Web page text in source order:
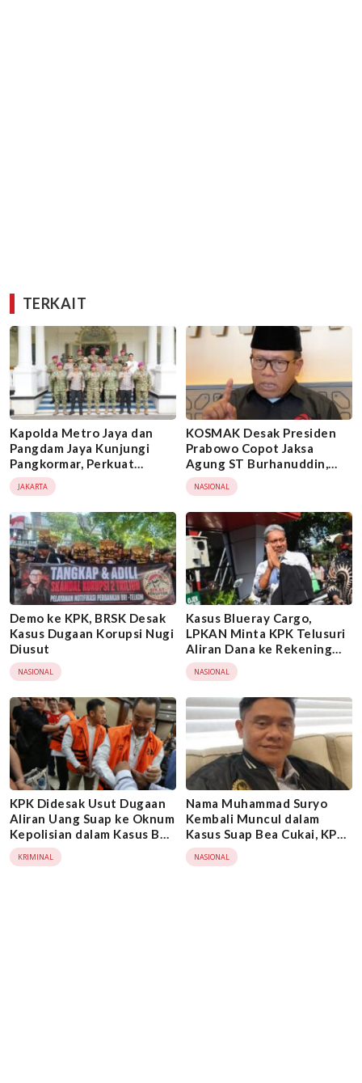
TERKAIT
Kapolda Metro Jaya dan
Pangdam Jaya Kunjungi
Pangkormar, Perkuat
Sinergi TNI-Polri Jaga
Keamanan Jakarta
JAKARTA
KOSMAK Desak Presiden
Prabowo Copot Jaksa
Agung ST Burhanuddin,
Minta KPK Ambil Alih Kasus
Febrie Adriansyah
NASIONAL
Demo ke KPK, BRSK Desak
Kasus Dugaan Korupsi Nugi
Diusut
NASIONAL
Kasus Blueray Cargo,
LPKAN Minta KPK Telusuri
Aliran Dana ke Rekening
Heri Black
NASIONAL
KPK Didesak Usut Dugaan
Aliran Uang Suap ke Oknum
Kepolisian dalam Kasus Bea
Cukai
KRIMINAL
Nama Muhammad Suryo
Kembali Muncul dalam
Kasus Suap Bea Cukai, KPK
Didesak Bertindak
NASIONAL